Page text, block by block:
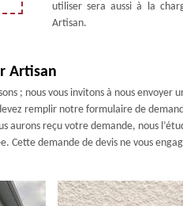
utiliser sera aussi à la
Artisan.
Artisan
; nous vous invitons à nous envoyer
remplir notre formulaire de
aurons reçu votre demande, nous
Cette demande de devis ne vous